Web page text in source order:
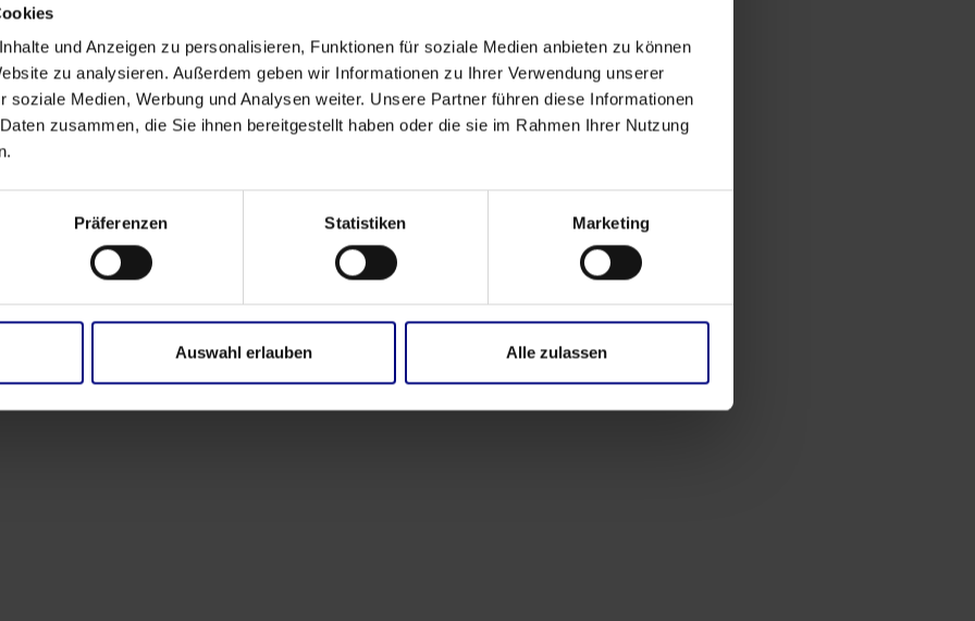
und Anzeigen zu personalisieren, Funktionen für soziale Medien anbieten zu können
zu analysieren. Außerdem geben wir Informationen zu Ihrer Verwendung unserer
soziale Medien, Werbung und Analysen weiter. Unsere Partner führen diese Informationen
zusammen, die Sie ihnen bereitgestellt haben oder die sie im Rahmen Ihrer Nutzung
Präferenzen Statistiken Marketing
Auswahl erlauben Alle zulassen
Partner
Strategische Partnerschaft:
Veranstaltungen
Process.Science Community Workshop